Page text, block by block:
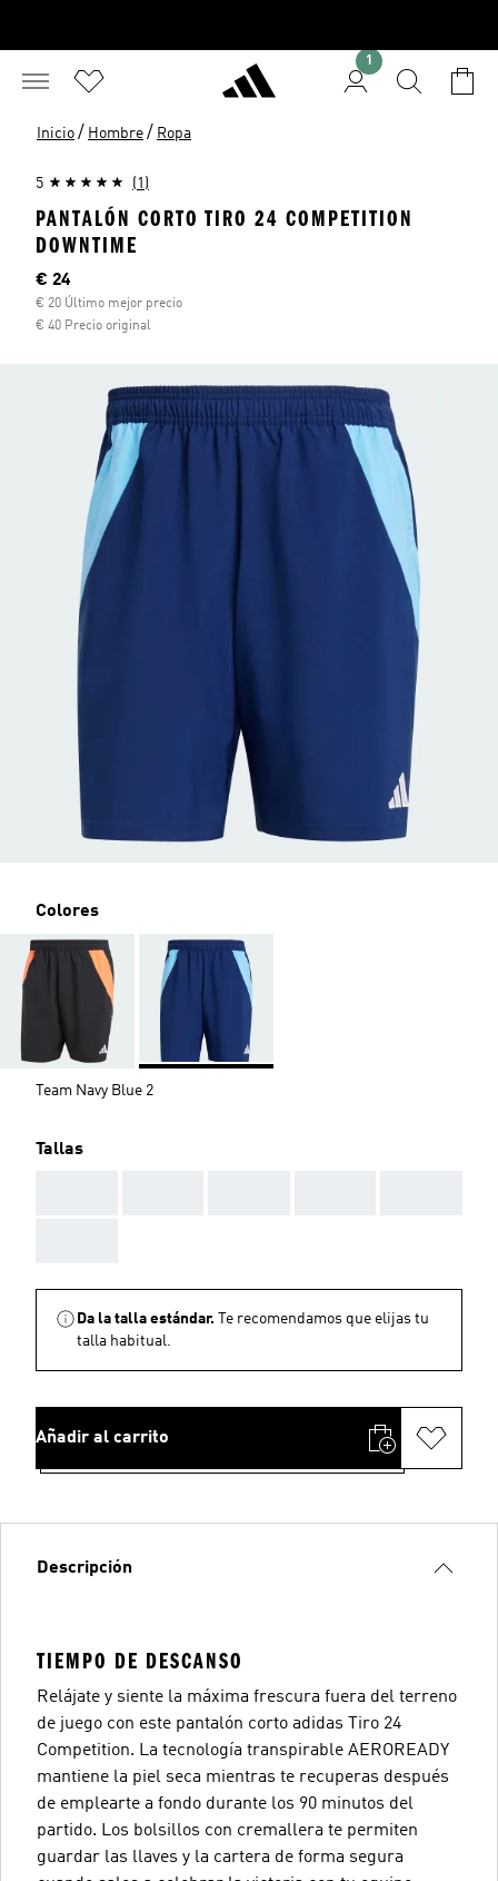
1
Inicio / Hombre / Ropa
5 (1)
PANTALÓN CORTO TIRO 24 COMPETITION
DOWNTIME
Precio actual
€ 24
€ 20 Último mejor precio
€ 40 Precio original
Colores
Team Navy Blue 2
Tallas
Da la talla estándar.
Te recomendamos que elijas tu
talla habitual.
Añadir al carrito
Descripción
TIEMPO DE DESCANSO
Relájate y siente la máxima frescura fuera del terreno
de juego con este pantalón corto adidas Tiro 24
Competition. La tecnología transpirable AEROREADY
mantiene la piel seca mientras te recuperas después
de emplearte a fondo durante los 90 minutos del
partido. Los bolsillos con cremallera te permiten
guardar las llaves y la cartera de forma segura